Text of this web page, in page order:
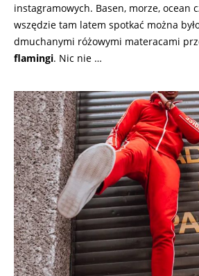
instagramowych. Basen, morze, ocean
wszędzie tam latem spotkać można
dmuchanymi różowymi materacami
flamingi. Nic nie …